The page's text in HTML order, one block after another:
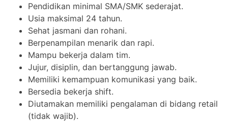
Pendidikan minimal SMA/SMK sederajat.
Usia maksimal 24 tahun.
Sehat jasmani dan rohani.
Berpenampilan menarik dan rapi.
Mampu bekerja dalam tim.
Jujur, disiplin, dan bertanggung jawab.
Memiliki kemampuan komunikasi yang baik.
Bersedia bekerja shift.
Diutamakan memiliki pengalaman di bidang retail
(tidak wajib).